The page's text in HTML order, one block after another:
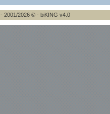
- 2001/2026 © - biKING v4.0